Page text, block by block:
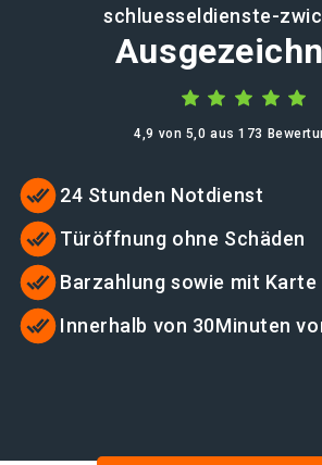
schluesseldienste-
4,9 von 5,0 aus 173
24 Stunden Notdienst
Türöffnung ohne Schäden
Barzahlung sowie mit Karte
Innerhalb von 30Minuten